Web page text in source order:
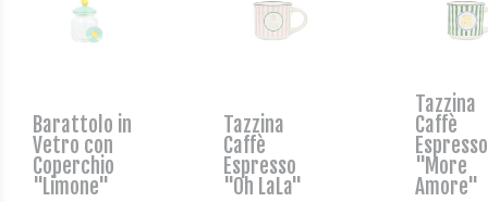
Barattolo in
Vetro con
Coperchio
"Limone"
Tazzina
Caffè
Espresso
"Oh LaLa"
Tazzina
Caffè
Espresso
"More
Amore"